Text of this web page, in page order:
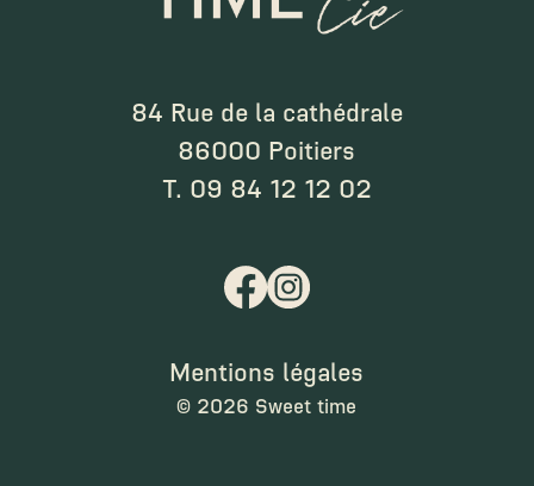
84 Rue de la cathédrale
86000 Poitiers
T. 09 84 12 12 02
Mentions légales
© 2026 Sweet time